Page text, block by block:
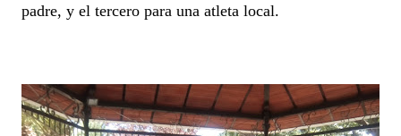
padre, y el tercero para una atleta local.